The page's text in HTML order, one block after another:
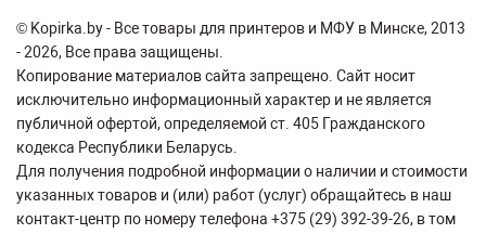
© Kopirka.by - Все товары для принтеров и МФУ в Минске, 2013
- 2026, Все права защищены.
Копирование материалов сайта запрещено. Сайт носит
исключительно информационный характер и не является
публичной офертой, определяемой ст. 405 Гражданского
кодекса Республики Беларусь.
Для получения подробной информации о наличии и стоимости
указанных товаров и (или) работ (услуг) обращайтесь в наш
контакт-центр по номеру телефона +375 (29) 392-39-26, в том